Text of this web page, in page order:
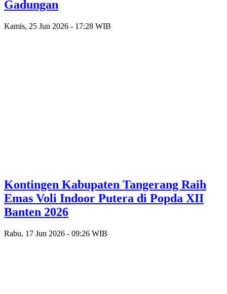
Gadungan
Kamis, 25 Jun 2026 - 17:28 WIB
Kontingen Kabupaten Tangerang Raih
Emas Voli Indoor Putera di Popda XII
Banten 2026
Rabu, 17 Jun 2026 - 09:26 WIB